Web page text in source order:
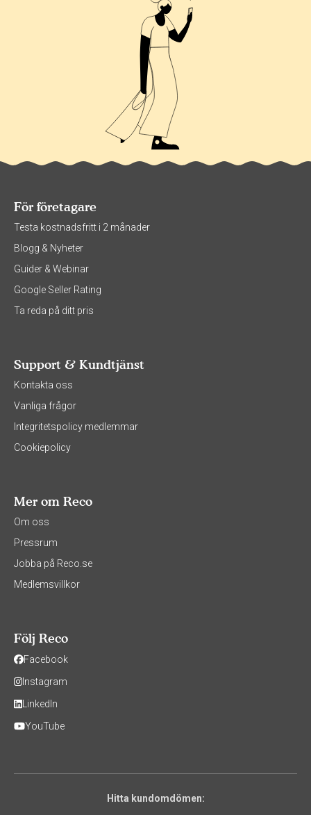
För företagare
Testa kostnadsfritt i 2 månader
Blogg & Nyheter
Guider & Webinar
Google Seller Rating
Ta reda på ditt pris
Support & Kundtjänst
Kontakta oss
Vanliga frågor
Integritetspolicy medlemmar
Cookiepolicy
Mer om Reco
Om oss
Pressrum
Jobba på Reco.se
Medlemsvillkor
Följ Reco
Facebook
Instagram
LinkedIn
YouTube
Hitta kundomdömen: